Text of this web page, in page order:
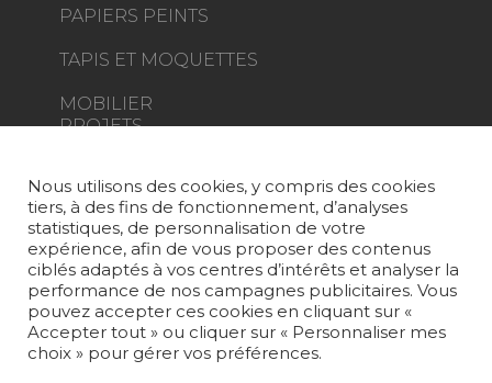
PAPIERS PEINTS
TAPIS ET MOQUETTES
MOBILIER
PROJETS
MAGAZINE
LA MAISON
OÙ NOUS TROUVER ?
Nous utilisons des cookies, y compris des cookies
tiers, à des fins de fonctionnement, d’analyses
statistiques, de personnalisation de votre
expérience, afin de vous proposer des contenus
ciblés adaptés à vos centres d’intérêts et analyser la
performance de nos campagnes publicitaires. Vous
pouvez accepter ces cookies en cliquant sur «
Accepter tout » ou cliquer sur « Personnaliser mes
choix » pour gérer vos préférences.